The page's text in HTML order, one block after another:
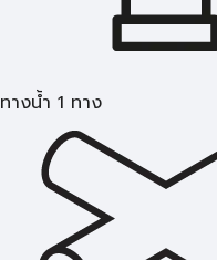
ทางน้ำ 1 ทาง